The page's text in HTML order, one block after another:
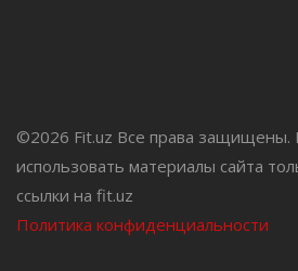
©2026 Fit.uz Все права защищены.
использовать материалы сайта
ссылки на fit.uz
Политика конфиденциальности